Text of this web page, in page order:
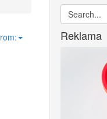
Reklama